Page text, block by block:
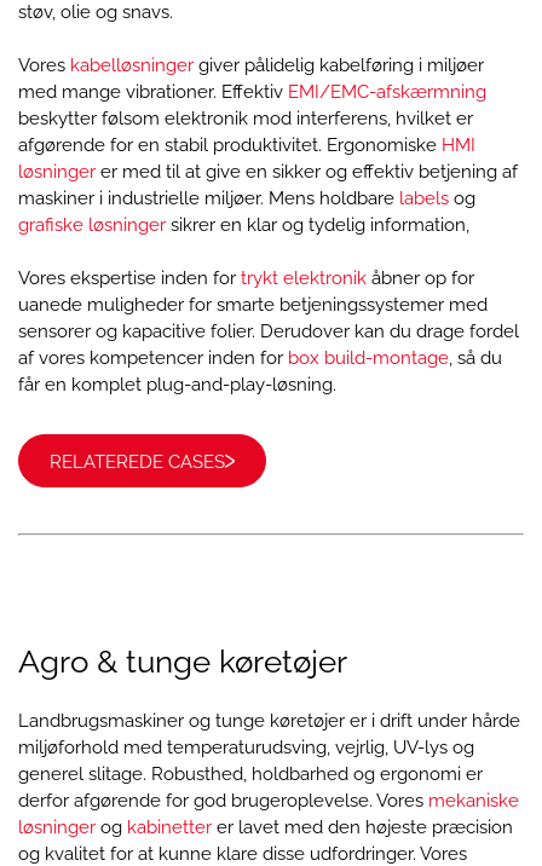
støv, olie og snavs.
Vores kabelløsninger giver pålidelig kabelføring i miljøer
med mange vibrationer. Effektiv EMI/EMC-afskærmning
beskytter følsom elektronik mod interferens, hvilket er
afgørende for en stabil produktivitet. Ergonomiske HMI
løsninger er med til at give en sikker og effektiv betjening af
maskiner i industrielle miljøer. Mens holdbare labels og
grafiske løsninger sikrer en klar og tydelig information,
Vores ekspertise inden for trykt elektronik åbner op for
uanede muligheder for smarte betjeningssystemer med
sensorer og kapacitive folier. Derudover kan du drage fordel
af vores kompetencer inden for box build-montage, så du
får en komplet plug-and-play-løsning.
RELATEREDE CASES
Agro & tunge køretøjer
Landbrugsmaskiner og tunge køretøjer er i drift under hårde
miljøforhold med temperaturudsving, vejrlig, UV-lys og
generel slitage. Robusthed, holdbarhed og ergonomi er
derfor afgørende for god brugeroplevelse. Vores mekaniske
løsninger og kabinetter er lavet med den højeste præcision
og kvalitet for at kunne klare disse udfordringer. Vores